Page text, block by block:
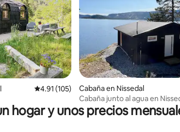
evaluacionesCalificación promedio: 4.91 de 5; 105
4.91 (105)
Cabaña en Nissedal
Cabaña junto al agua en
hogar y unos precios